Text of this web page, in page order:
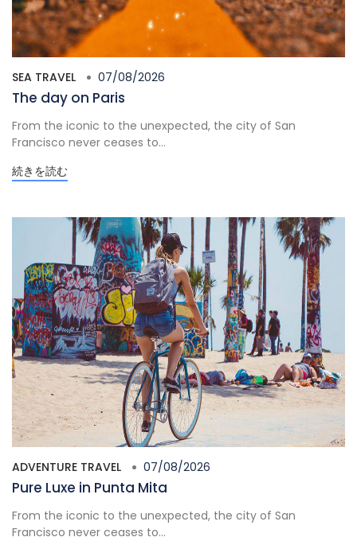
SEA TRAVEL 07/08/2026
The day on Paris
From the iconic to the unexpected, the city of San
Francisco never ceases to...
続きを読む
ADVENTURE TRAVEL 07/08/2026
Pure Luxe in Punta Mita
From the iconic to the unexpected, the city of San
Francisco never ceases to...